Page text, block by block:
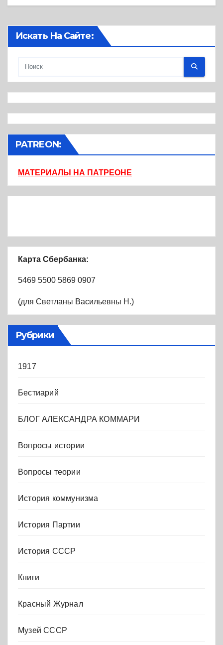
Искать На Сайте:
PATREON:
МАТЕРИАЛЫ НА ПАТРЕОНЕ
Карта Сбербанка:
5469 5500 5869 0907
(для Светланы Васильевны Н.)
Рубрики
1917
Бестиарий
БЛОГ АЛЕКСАНДРА КОММАРИ
Вопросы истории
Вопросы теории
История коммунизма
История Партии
История СССР
Книги
Красный Журнал
Музей СССР